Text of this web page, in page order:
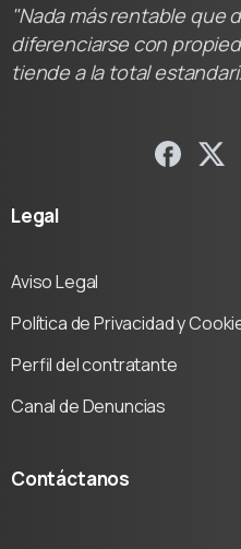
"Nada más rentable que
diferenciarse con
tiende a la total
Legal
Aviso Legal
Política de Privacidad y
Perfil del contratante
Canal de Denuncias
Contáctanos